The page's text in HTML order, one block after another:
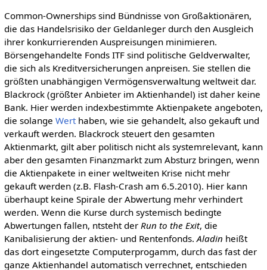
Common-Ownerships sind Bündnisse von Großaktionären,
die das Handelsrisiko der Geldanleger durch den Ausgleich
ihrer konkurrierenden Auspreisungen minimieren.
Börsengehandelte Fonds ITF sind politische Geldverwalter,
die sich als Kreditversicherungen anpreisen. Sie stellen die
größten unabhängigen Vermögensverwaltung weltweit dar.
Blackrock (größter Anbieter im Aktienhandel) ist daher keine
Bank. Hier werden indexbestimmte Aktienpakete angeboten,
die solange Werthaben, wie sie gehandelt, also gekauft und
verkauft werden. Blackrock steuert den gesamten
Aktienmarkt, gilt aber politisch nicht als systemrelevant, kann
aber den gesamten Finanzmarkt zum Absturz bringen, wenn
die Aktienpakete in einer weltweiten Krise nicht mehr
gekauft werden (z.B. Flash-Crash am 6.5.2010). Hier kann
überhaupt keine Spirale der Abwertung mehr verhindert
werden. Wenn die Kurse durch systemisch bedingte
Abwertungen fallen, ntsteht der Run to the Exit, die
Kanibalisierung der aktien- und Rentenfonds.Aladin heißt
das dort eingesetzte Computerprogamm, durch das fast der
ganze Aktienhandel automatisch verrechnet, entschieden